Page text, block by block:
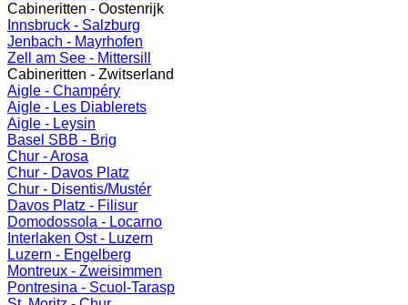
Cabineritten - Oostenrijk
Innsbruck - Salzburg
Jenbach - Mayrhofen
Zell am See - Mittersill
Cabineritten - Zwitserland
Aigle - Champéry
Aigle - Les Diablerets
Aigle - Leysin
Basel SBB - Brig
Chur - Arosa
Chur - Davos Platz
Chur - Disentis/Mustér
Davos Platz - Filisur
Domodossola - Locarno
Interlaken Ost - Luzern
Luzern - Engelberg
Montreux - Zweisimmen
Pontresina - Scuol-Tarasp